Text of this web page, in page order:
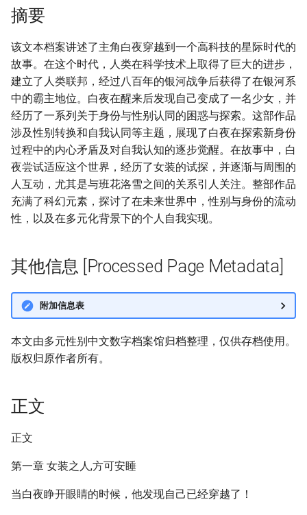
摘要
该文本档案讲述了主角白夜穿越到一个高科技的星际时代的
故事。在这个时代，人类在科学技术上取得了巨大的进步，
建立了人类联邦，经过八百年的银河战争后获得了在银河系
中的霸主地位。白夜在醒来后发现自己变成了一名少女，并
经历了一系列关于身份与性别认同的困惑与探索。这部作品
涉及性别转换和自我认同等主题，展现了白夜在探索新身份
过程中的内心矛盾及对自我认知的逐步觉醒。在故事中，白
夜尝试适应这个世界，经历了女装的试探，并逐渐与周围的
人互动，尤其是与班花洛雪之间的关系引人关注。整部作品
充满了科幻元素，探讨了在未来世界中，性别与身份的流动
性，以及在多元化背景下的个人自我实现。
其他信息 [Processed Page Metadata]
附加信息表
本文由多元性别中文数字档案馆归档整理，仅供存档使用。
版权归原作者所有。
正文
正文
第一章 女装之人,方可安睡
当白夜睁开眼睛的时候，他发现自己已经穿越了！